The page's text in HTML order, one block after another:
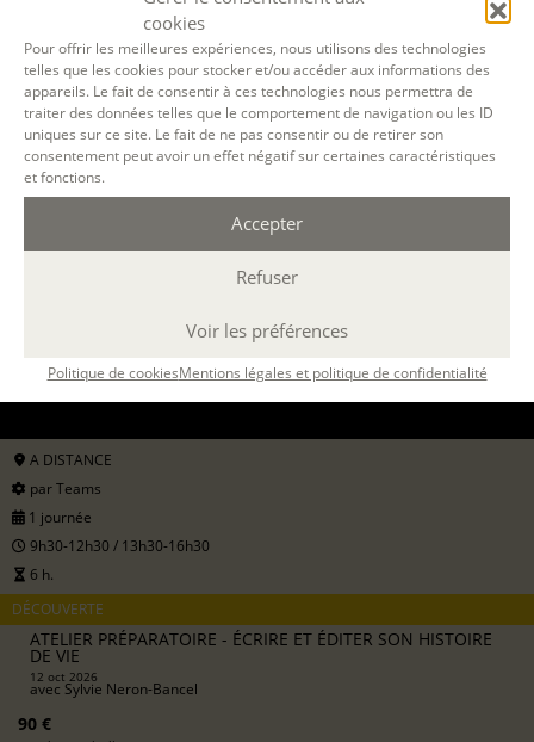
cookies
Pour offrir les meilleures expériences, nous utilisons des technologies
telles que les cookies pour stocker et/ou accéder aux informations des
appareils. Le fait de consentir à ces technologies nous permettra de
traiter des données telles que le comportement de navigation ou les ID
uniques sur ce site. Le fait de ne pas consentir ou de retirer son
consentement peut avoir un effet négatif sur certaines caractéristiques
et fonctions.
Accepter
Refuser
Voir les préférences
Politique de cookiesMentions légales et politique de confidentialité
12 OCT. 2026
A DISTANCE
par Teams
1 journée
9h30-12h30 / 13h30-16h30
6 h.
DÉCOUVERTE
ATELIER PRÉPARATOIRE - ÉCRIRE ET ÉDITER SON HISTOIRE
DE VIE
12 oct 2026
avec Sylvie Neron-Bancel
90 €